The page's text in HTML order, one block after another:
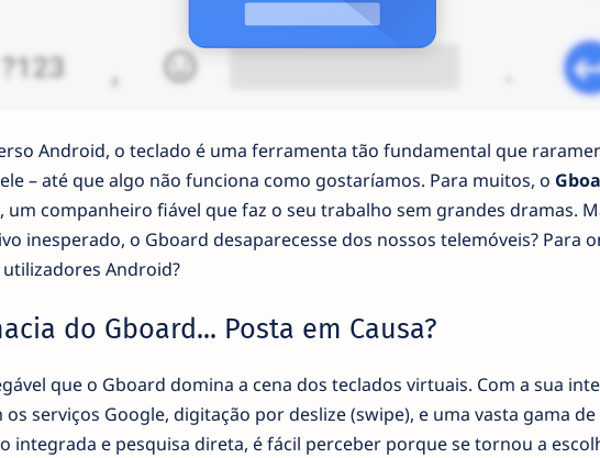
Android, o teclado é uma ferramenta tão fundamental que
– até que algo não funciona como gostaríamos. Para muitos, o
um companheiro fiável que faz o seu trabalho sem grandes dramas.
inesperado, o Gboard desaparecesse dos nossos telemóveis? Para
Android?
do Gboard... Posta em Causa?
que o Gboard domina a cena dos teclados virtuais. Com a sua
serviços Google, digitação por deslize (swipe), e uma vasta gama
integrada e pesquisa direta, é fácil perceber porque se tornou a